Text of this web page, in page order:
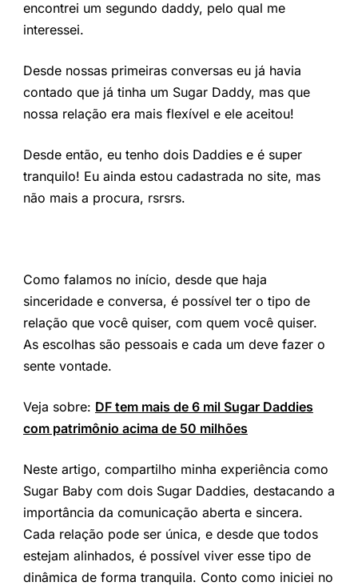
encontrei um segundo daddy, pelo qual me
interessei.
Desde nossas primeiras conversas eu já havia
contado que já tinha um Sugar Daddy, mas que
nossa relação era mais flexível e ele aceitou!
Desde então, eu tenho dois Daddies e é super
tranquilo! Eu ainda estou cadastrada no site, mas
não mais a procura, rsrsrs.
Como falamos no início, desde que haja
sinceridade e conversa, é possível ter o tipo de
relação que você quiser, com quem você quiser.
As escolhas são pessoais e cada um deve fazer o
sente vontade.
Veja sobre: DF tem mais de 6 mil Sugar Daddies
com patrimônio acima de 50 milhões
Neste artigo, compartilho minha experiência como
Sugar Baby com dois Sugar Daddies, destacando a
importância da comunicação aberta e sincera.
Cada relação pode ser única, e desde que todos
estejam alinhados, é possível viver esse tipo de
dinâmica de forma tranquila. Conto como iniciei no